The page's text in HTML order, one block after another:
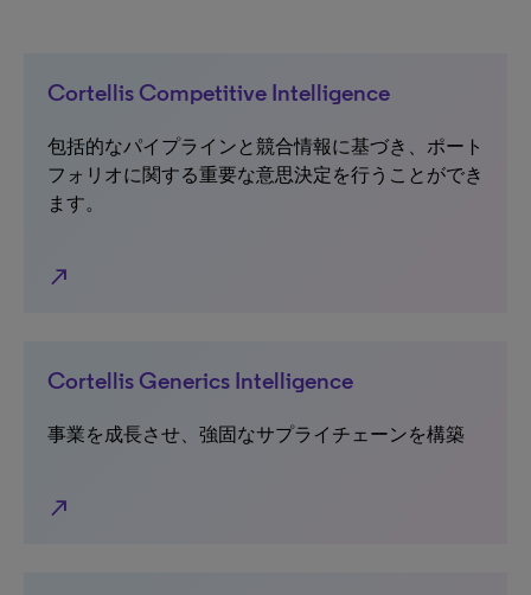
Cortellis Competitive Intelligence
包括的なパイプラインと競合情報に基づき、ポート
フォリオに関する重要な意思決定を行うことができ
ます。
north_east
Cortellis Generics Intelligence
事業を成長させ、強固なサプライチェーンを構築
north_east